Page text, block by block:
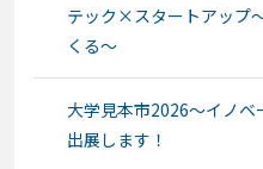
テック×スタートアップ
くる～
大学見本市2026〜イノ
出展します！